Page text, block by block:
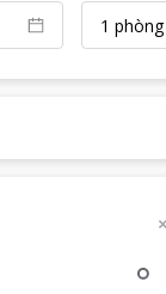
1 phòng